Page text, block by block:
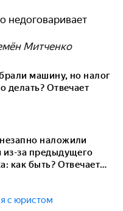
недоговаривает
Митченко
машину, но налог
делать? Отвечает
наложили
из-за предыдущего
как быть? Отвечает
с юристом